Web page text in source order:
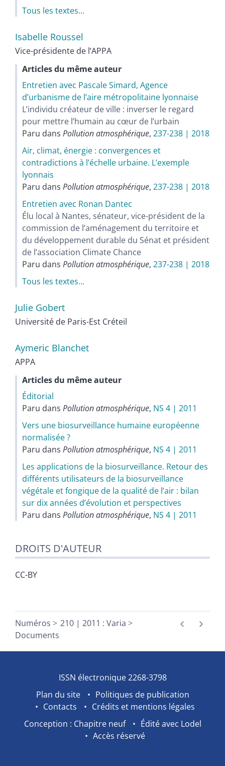
Tous les textes...
Isabelle Roussel
Vice-présidente de l’APPA
Articles du même auteur
Entretien avec Pascale Simard, Agence
d’urbanisme de l’aire métropolitaine lyonnaise
L’individu créateur de ville : inverser le regard
pour mettre l’humain au cœur de l’urbain
Paru dans Pollution atmosphérique, 237-238 | 2018
Air, climat, énergie : convergences et
contradictions à l’échelle urbaine. L’exemple
lyonnais
Paru dans Pollution atmosphérique, 237-238 | 2018
Entretien avec Ronan Dantec
Élu local à Nantes, sénateur, vice-président de la
commission de l’aménagement du territoire et
du développement durable du Sénat et président
de l’association Climate Chance
Paru dans Pollution atmosphérique, 237-238 | 2018
Tous les textes...
Julie Gobert
Université de Paris-Est Créteil
Aymeric Blanchet
APPA
Articles du même auteur
Éditorial
Paru dans Pollution atmosphérique, NS 4 | 2011
Vers une biosurveillance humaine européenne
normalisée ?
Paru dans Pollution atmosphérique, NS 4 | 2011
Les applications de la biosurveillance. Retour des
différents utilisateurs de la biosurveillance
végétale et fongique de la qualité de l’air : bilan
sur dix années d’évolution et perspectives
Paru dans Pollution atmosphérique, NS 4 | 2011
DROITS D'AUTEUR
CC-BY
Numéros
210 | 2011 : Varia
Documents
ISSN électronique 2268-3798
Plan du site
Politiques de publication
Contacts
Crédits et mentions légales
Conception : Chapitre neuf
Édité avec Lodel
Accès réservé